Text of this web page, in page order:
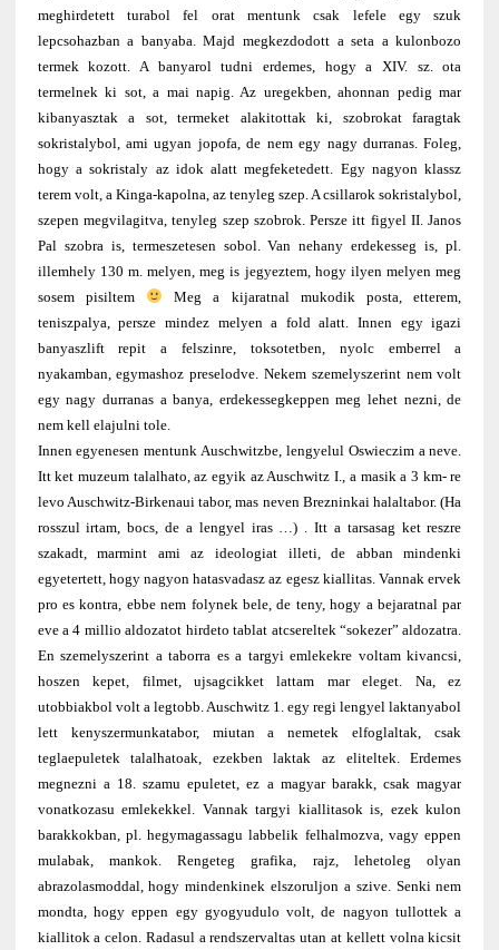
meghirdetett turabol fel orat mentunk csak lefele egy szuk
lepcsohazban a banyaba. Majd megkezdodott a seta a kulonbozo
termek kozott. A banyarol tudni erdemes, hogy a XIV. sz. ota
termelnek ki sot, a mai napig. Az uregekben, ahonnan pedig mar
kibanyasztak a sot, termeket alakitottak ki, szobrokat faragtak
sokristalybol, ami ugyan jopofa, de nem egy nagy durranas. Foleg,
hogy a sokristaly az idok alatt megfeketedett. Egy nagyon klassz
terem volt, a Kinga-kapolna, az tenyleg szep. A csillarok sokristalybol,
szepen megvilagitva, tenyleg szep szobrok. Persze itt figyel II. Janos
Pal szobra is, termeszetesen sobol. Van nehany erdekesseg is, pl.
illemhely 130 m. melyen, meg is jegyeztem, hogy ilyen melyen meg
sosem pisiltem
Meg a kijaratnal mukodik posta, etterem,
teniszpalya, persze mindez melyen a fold alatt. Innen egy igazi
banyaszlift repit a felszinre, toksotetben, nyolc emberrel a
nyakamban, egymashoz preselodve. Nekem szemelyszerint nem volt
egy nagy durranas a banya, erdekessegkeppen meg lehet nezni, de
nem kell elajulni tole.
Innen egyenesen mentunk Auschwitzbe, lengyelul Oswieczim a neve.
Itt ket muzeum talalhato, az egyik az Auschwitz I., a masik a 3 km- re
levo Auschwitz-Birkenaui tabor, mas neven Brezninkai halaltabor. (Ha
rosszul irtam, bocs, de a lengyel iras …) . Itt a tarsasag ket reszre
szakadt, marmint ami az ideologiat illeti, de abban mindenki
egyetertett, hogy nagyon hatasvadasz az egesz kiallitas. Vannak ervek
pro es kontra, ebbe nem folynek bele, de teny, hogy a bejaratnal par
eve a 4 millio aldozatot hirdeto tablat atcsereltek “sokezer” aldozatra.
En szemelyszerint a taborra es a targyi emlekekre voltam kivancsi,
hoszen kepet, filmet, ujsagcikket lattam mar eleget. Na, ez
utobbiakbol volt a legtobb. Auschwitz 1. egy regi lengyel laktanyabol
lett kenyszermunkatabor, miutan a nemetek elfoglaltak, csak
teglaepuletek talalhatoak, ezekben laktak az eliteltek. Erdemes
megnezni a 18. szamu epuletet, ez a magyar barakk, csak magyar
vonatkozasu emlekekkel. Vannak targyi kiallitasok is, ezek kulon
barakkokban, pl. hegymagassagu labbelik felhalmozva, vagy eppen
mulabak, mankok. Rengeteg grafika, rajz, lehetoleg olyan
abrazolasmoddal, hogy mindenkinek elszoruljon a szive. Senki nem
mondta, hogy eppen egy gyogyudulo volt, de nagyon tullottek a
kiallitok a celon. Radasul a rendszervaltas utan at kellett volna kicsit